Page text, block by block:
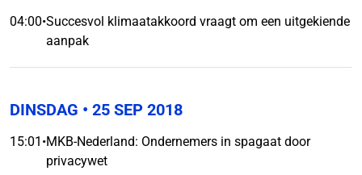
04:00•Succesvol klimaatakkoord vraagt om een uitgekiende
aanpak
DINSDAG • 25 SEP 2018
15:01 •MKB-Nederland: Ondernemers in spagaat door
privacywet